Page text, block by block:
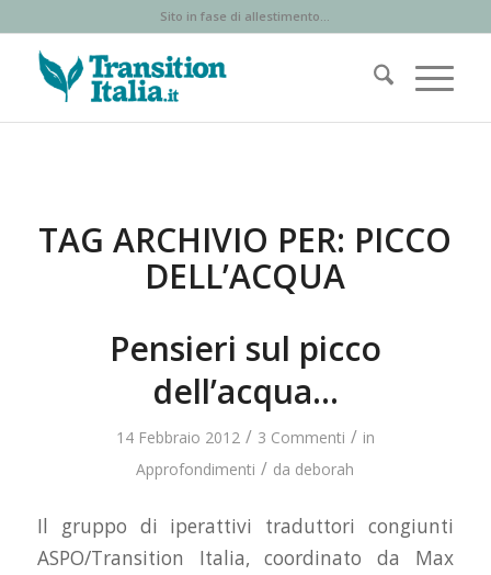
Sito in fase di allestimento...
TAG ARCHIVIO PER: PICCO
DELL’ACQUA
Pensieri sul picco
dell’acqua…
14 Febbraio 2012 / 3 Commenti / in
Approfondimenti / da deborah
Il gruppo di iperattivi traduttori congiunti
ASPO/Transition Italia, coordinato da Max